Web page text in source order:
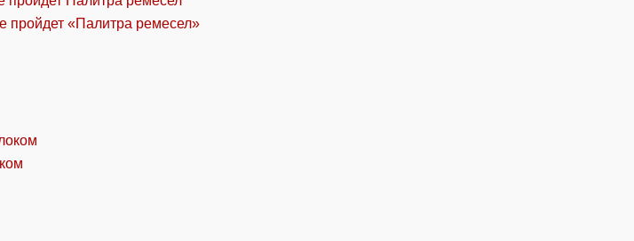
пройдет «Палитра ремесел»